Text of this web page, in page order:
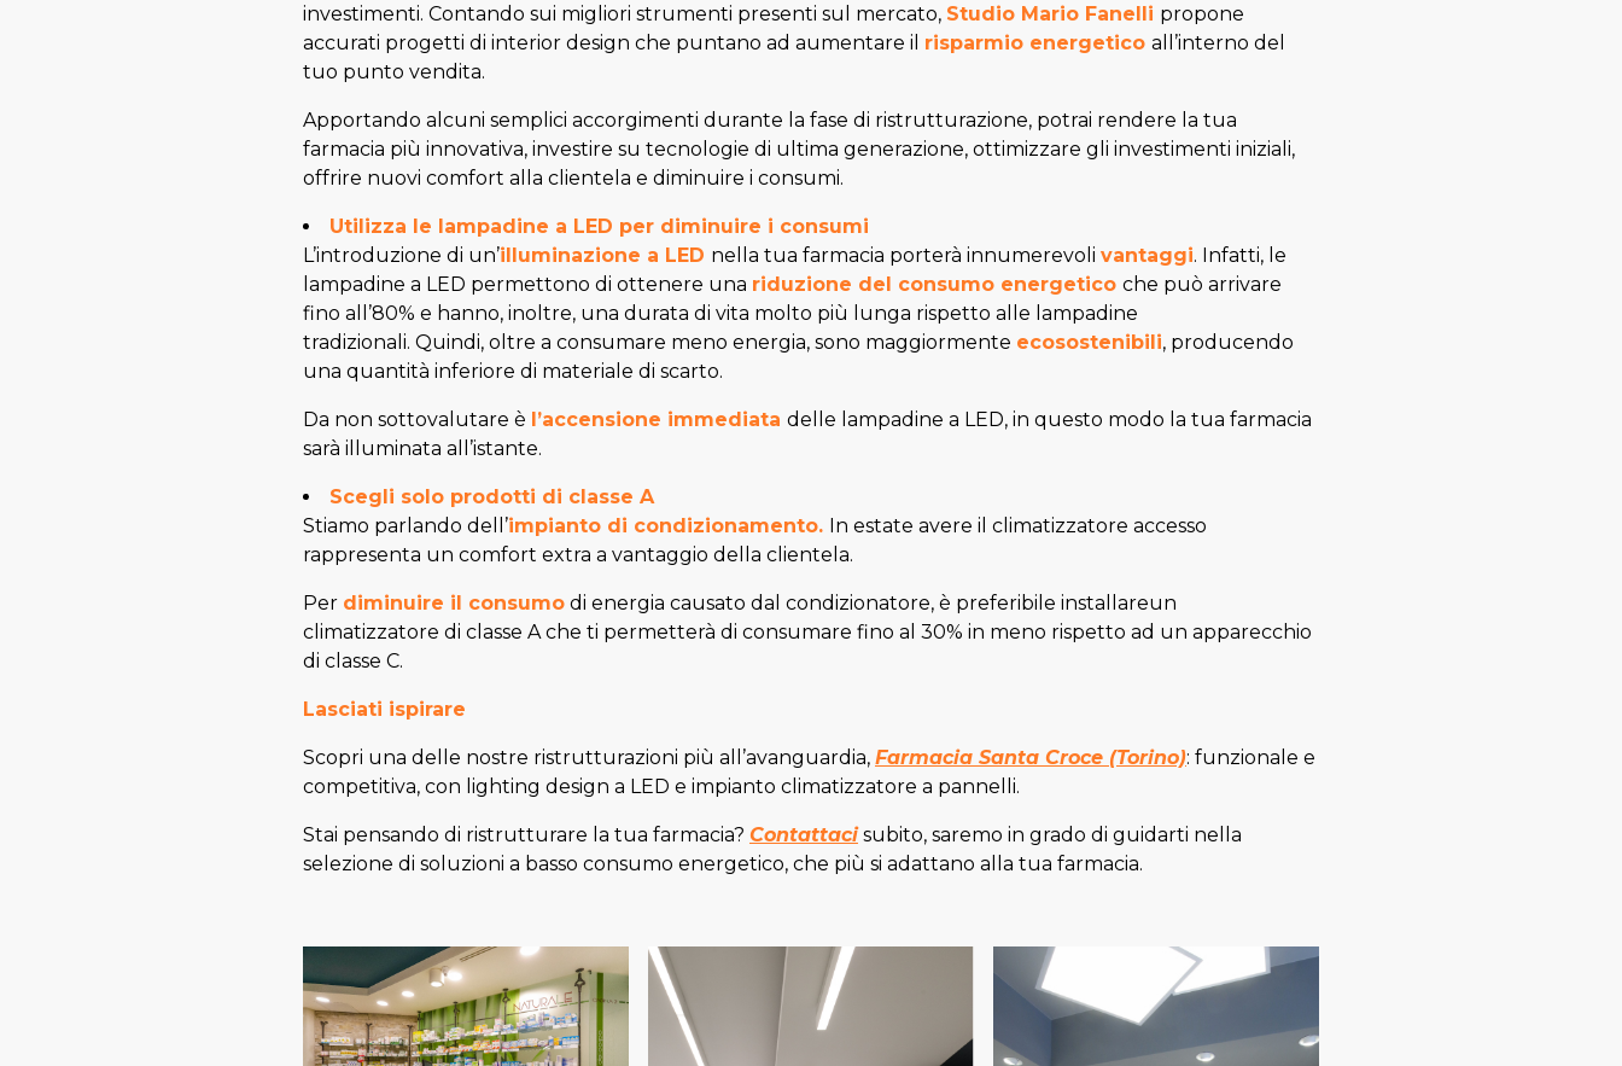
investimenti. Contando sui migliori strumenti presenti sul mercato, Studio Mario Fanelli propone
accurati progetti di interior design che puntano ad aumentare il risparmio energetico all’interno del
tuo punto vendita.
Apportando alcuni semplici accorgimenti durante la fase di ristrutturazione, potrai rendere la tua
farmacia più innovativa, investire su tecnologie di ultima generazione, ottimizzare gli investimenti iniziali,
offrire nuovi comfort alla clientela e diminuire i consumi.
Utilizza le lampadine a LED per diminuire i consumi
L’introduzione di un’illuminazione a LED nella tua farmacia porterà innumerevoli vantaggi. Infatti, le
lampadine a LED permettono di ottenere una riduzione del consumo energetico che può arrivare
fino all’80% e hanno, inoltre, una durata di vita molto più lunga rispetto alle lampadine
tradizionali. Quindi, oltre a consumare meno energia, sono maggiormente ecosostenibili, producendo
una quantità inferiore di materiale di scarto.
Da non sottovalutare è l’accensione immediata delle lampadine a LED, in questo modo la tua farmacia
sarà illuminata all’istante.
Scegli solo prodotti di classe A
Stiamo parlando dell’impianto di condizionamento. In estate avere il climatizzatore accesso
rappresenta un comfort extra a vantaggio della clientela.
Per diminuire il consumo di energia causato dal condizionatore, è preferibile installareun
climatizzatore di classe A che ti permetterà di consumare fino al 30% in meno rispetto ad un apparecchio
di classe C.
Lasciati ispirare
Scopri una delle nostre ristrutturazioni più all’avanguardia, Farmacia Santa Croce (Torino): funzionale e
competitiva, con lighting design a LED e impianto climatizzatore a pannelli.
Stai pensando di ristrutturare la tua farmacia? Contattacisubito, saremo in grado di guidarti nella
selezione di soluzioni a basso consumo energetico, che più si adattano alla tua farmacia.